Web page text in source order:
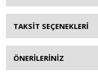
TAKSİT SEÇENEKLERİ
ÖNERİLERİNİZ